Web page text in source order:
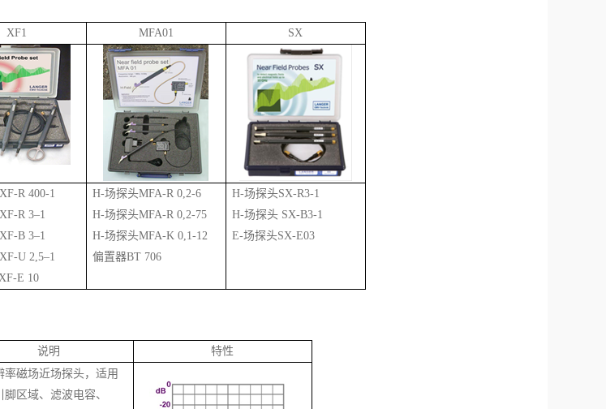
XF1 MFA01 SX
R 400-1
R 3–1
B 3–1
U 2,5–1
E 10
H-场探头MFA-R 0,2-6
H-场探头MFA-R 0,2-75
H-场探头MFA-K 0,1-12
偏置器BT 706
H-场探头SX-R3-1
H-场探头 SX-B3-1
E-场探头SX-E03
说明 特性
率磁场近场探头，适用
脚区域、滤波电容、